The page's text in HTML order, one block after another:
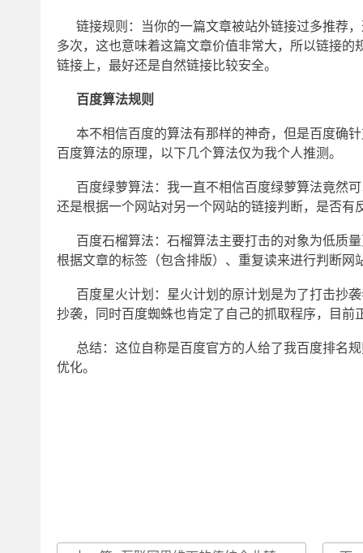
链接规则：当你的一篇文章被站外链接过多推荐
多次，这也意味着这篇文章价值非常大，所以链接
链接上，最好还是自然链接比较安全。
百度算法规则
本不相信百度的算法有那样的神奇，但是百度确
百度算法的原理，以下几个算法仅为我个人推测。
百度绿萝算法：我一直不相信百度绿萝算法竟然
还是根据一个网站对另一个网站的链接判断，是否有
百度石榴算法：石榴算法主要打击的对象为低质
根据文章的标签（包含排版）、重复读来进行判断网
百度星火计划：星火计划的原计划是为了打击抄
抄袭，同时百度蜘蛛也肯定了自己的抓取程序，目前
总结：这位自称是百度官方的人给了我百度排名
优化。